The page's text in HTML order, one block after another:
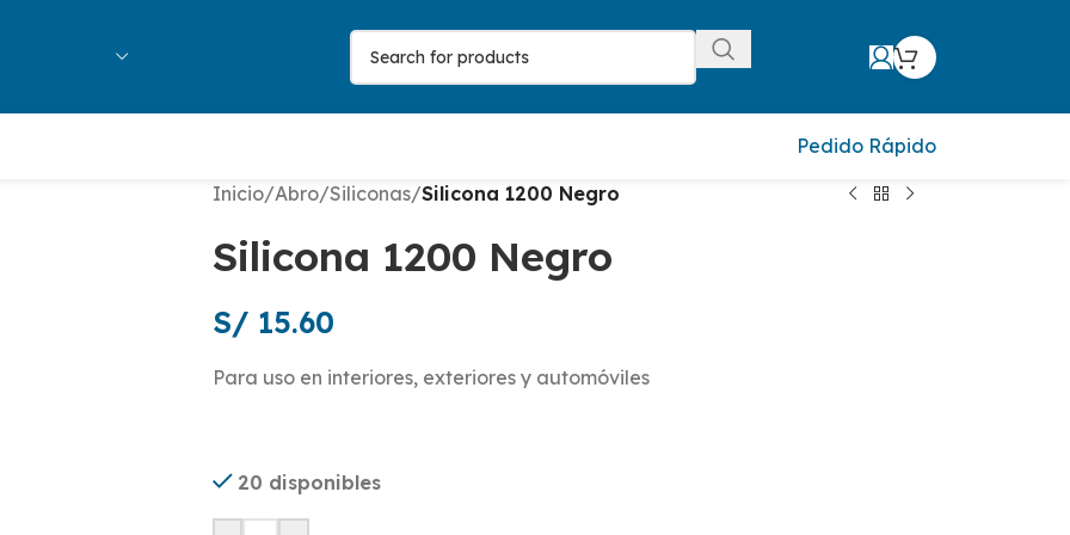
Pedido Rápido
Inicio/Abro/Siliconas/Silicona 1200 Negro
Silicona 1200 Negro
S/15.60
Para uso en interiores, exteriores y automóviles
20 disponibles